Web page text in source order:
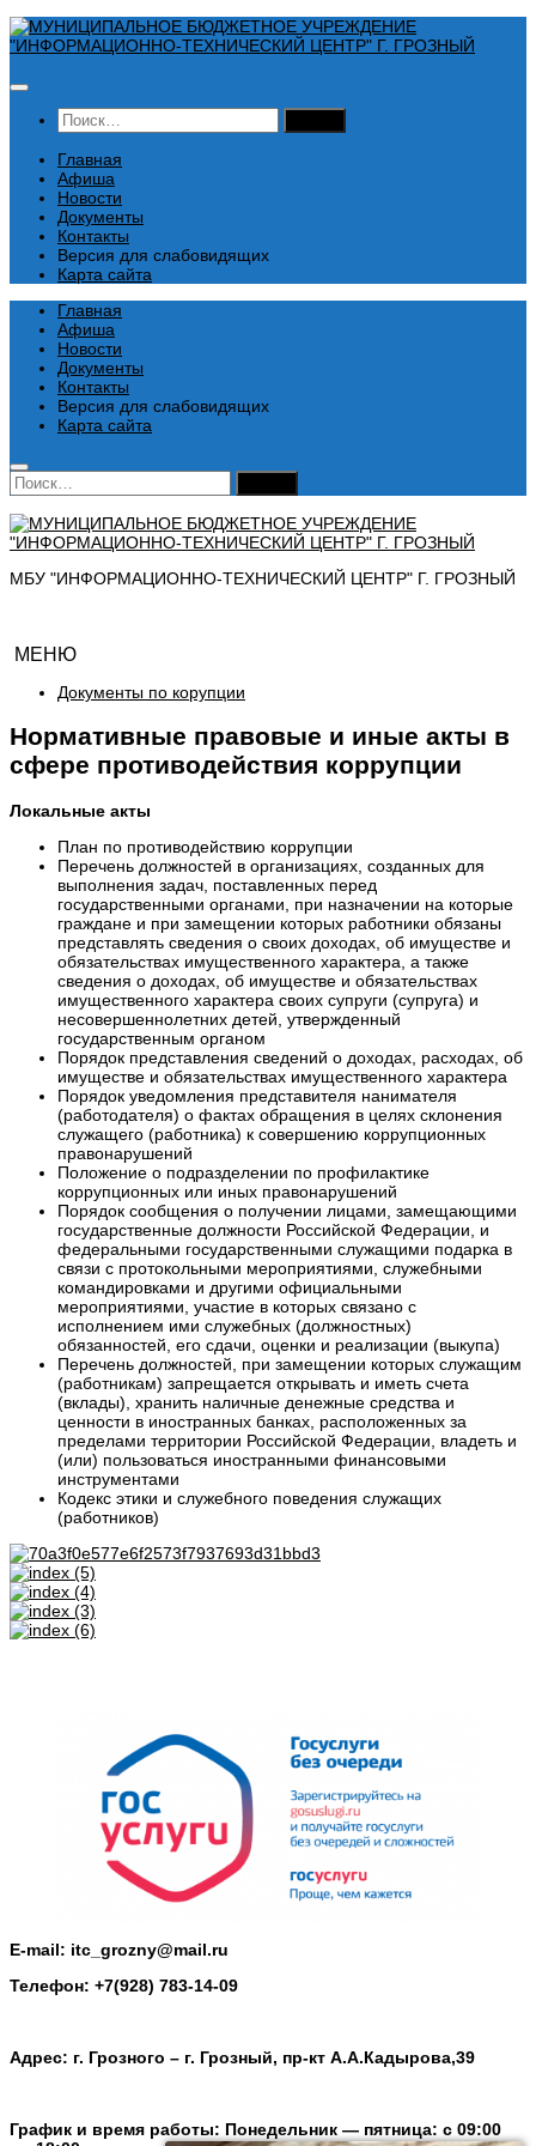
Перейти
к
Найти:
Главная
Афиша
Новости
Документы
Контакты
Версия для слабовидящих
Карта сайта
Главная
Афиша
Новости
Документы
Контакты
Версия для слабовидящих
Карта сайта
Найти:
МБУ "ИНФОРМАЦИОННО-ТЕХНИЧЕСКИЙ ЦЕНТР" Г. ГРОЗНЫЙ
МЕНЮ
Документы по корупции
Нормативные правовые и иные акты в
сфере противодействия коррупции
Локальные акты
План по противодействию коррупции
Перечень должностей в организациях, созданных для
выполнения задач, поставленных перед
государственными органами, при назначении на которые
граждане и при замещении которых работники обязаны
представлять сведения о своих доходах, об имуществе и
обязательствах имущественного характера, а также
сведения о доходах, об имуществе и обязательствах
имущественного характера своих супруги (супруга) и
несовершеннолетних детей, утвержденный
государственным органом
Порядок представления сведений о доходах, расходах, об
имуществе и обязательствах имущественного характера
Порядок уведомления представителя нанимателя
(работодателя) о фактах обращения в целях склонения
служащего (работника) к совершению коррупционных
правонарушений
Положение о подразделении по профилактике
коррупционных или иных правонарушений
Порядок сообщения о получении лицами, замещающими
государственные должности Российской Федерации, и
федеральными государственными служащими подарка в
связи с протокольными мероприятиями, служебными
командировками и другими официальными
мероприятиями, участие в которых связано с
исполнением ими служебных (должностных)
обязанностей, его сдачи, оценки и реализации (выкупа)
Перечень должностей, при замещении которых служащим
(работникам) запрещается открывать и иметь счета
(вклады), хранить наличные денежные средства и
ценности в иностранных банках, расположенных за
пределами территории Российской Федерации, владеть и
(или) пользоваться иностранными финансовыми
инструментами
Кодекс этики и служебного поведения служащих
(работников)
E-mail: itc_grozny@mail.ru
Телефон: +7(928) 783-14-09
Адрес: г. Грозного – г. Грозный, пр-кт А.А.Кадырова,39
График и время работы: Понедельник — пятница: с 09:00